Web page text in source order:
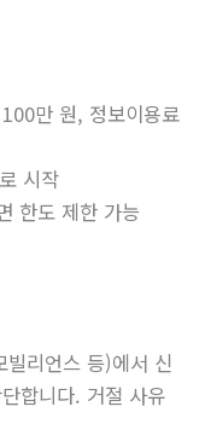
만 원, 정보이용료
시작
한도 제한 가능
리언스 등)에서 신
합니다. 거절 사유